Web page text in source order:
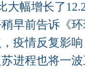
幅增长了
早前告诉《
疫情反复影
进程也将一